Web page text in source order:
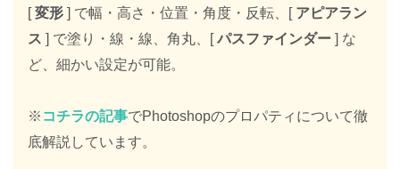
[変形 ] で幅・高さ・位置・角度・反転、[ アピアラン
ス ] で塗り・線・線、角丸、[パスファインダー ] な
ど、細かい設定が可能。
※ コチラの記事でPhotoshopのプロパティについて徹
底解説しています。